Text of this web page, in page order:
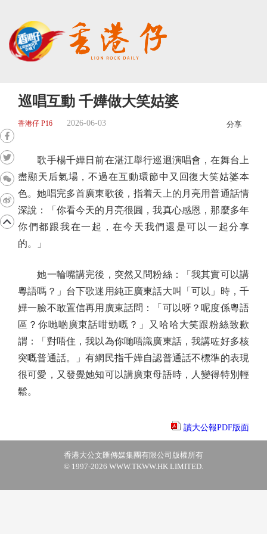
巡唱互動 千嬅做大笑姑婆
香港仔 P16 2026-06-03 分享
歌手楊千嬅日前在湛江舉行巡迴演唱會，在舞台上
盡顯天后氣場，不過在互動環節中又回復大笑姑婆本
色。她唱完多首廣東歌後，指着天上的月亮用普通話情
深說：「你看今天的月亮很圓，我真心感恩，那麼多年
你們都跟我在一起，在今天我們還是可以一起分享
的。」
她一輪嘴講完後，突然又問粉絲：「我其實可以講
粵語嗎？」台下歌迷用純正廣東話大叫「可以」時，千
嬅一臉不敢置信再用廣東話問：「可以呀？呢度係粵語
區？你哋啲廣東話咁勁嘅？」又哈哈大笑跟粉絲致歉
謂：「對唔住，我以為你哋唔識廣東話，我講咗好多核
突嘅普通話。」有網民指千嬅自認普通話不標準的表現
很可愛，又發覺她知可以講廣東母語時，人變得特別輕
鬆。
讀大公報PDF版面
香港大公文匯傳媒集團有限公司版權所有
© 1997-2026 WWW.TKWW.HK LIMITED.